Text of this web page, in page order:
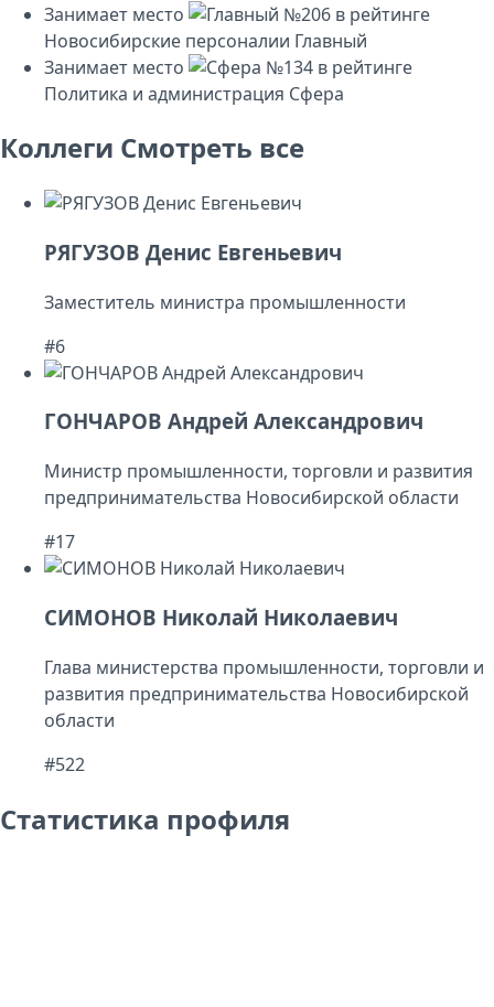
Занимает место №206 в рейтинге
Новосибирские персоналии Главный
Занимает место
№134 в рейтинге
Политика и администрация Сфера
Коллеги Смотреть все
РЯГУЗОВ Денис Евгеньевич
Заместитель министра промышленности
#6
ГОНЧАРОВ Андрей Александрович
Министр промышленности, торговли и развития
предпринимательства Новосибирской области
#17
СИМОНОВ Николай Николаевич
Глава министерства промышленности, торговли и
развития предпринимательства Новосибирской
области
#522
Статистика профиля